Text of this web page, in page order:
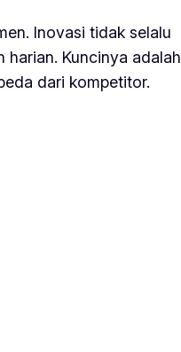
Inovasi tidak selalu
Kuncinya adalah
dari kompetitor.